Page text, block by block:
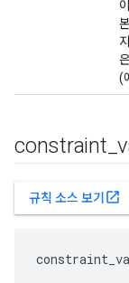
(
constraint _
규칙 소스 보기 open_in_new